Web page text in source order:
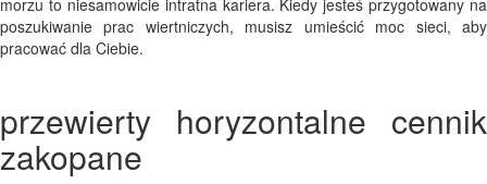
morzu to niesamowicie intratna kariera. Kiedy jesteś przygotowany na
poszukiwanie prac wiertniczych, musisz umieścić moc sieci, aby
pracować dla Ciebie.
przewierty horyzontalne cennik
zakopane